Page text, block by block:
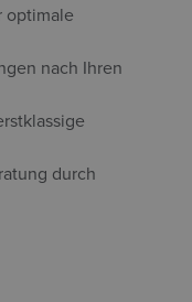
optimale
nach Ihren
durch